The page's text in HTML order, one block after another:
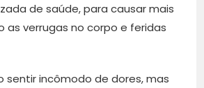
de saúde, para causar mais
as verrugas no corpo e feridas
sentir incômodo de dores, mas